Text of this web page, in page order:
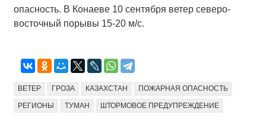
опасность. В Конаеве 10 сентября ветер северо-
восточный порывы 15-20 м/с.
ВЕТЕР ГРОЗА КАЗАХСТАН ПОЖАРНАЯ ОПАСНОСТЬ
РЕГИОНЫ ТУМАН ШТОРМОВОЕ ПРЕДУПРЕЖДЕНИЕ